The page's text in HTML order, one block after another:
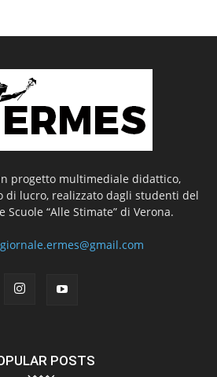
progetto multimediale didattico,
di lucro, realizzato dagli studenti del
Scuole “Alle Stimate” di Verona.
giornale.ermes@gmail.com
POSTS